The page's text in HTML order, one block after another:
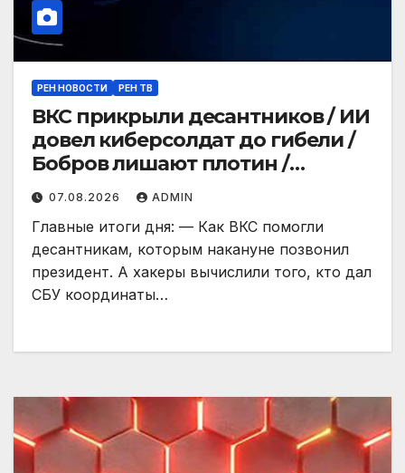
РЕН НОВОСТИ РЕН ТВ
ВКС прикрыли десантников / ИИ
довел киберсолдат до гибели /
Бобров лишают плотин /
ГЛАВНОЕ ЗА ДЕНЬ
07.08.2026 ADMIN
Главные итоги дня: — Как ВКС помогли
десантникам, которым накануне позвонил
президент. А хакеры вычислили того, кто дал
СБУ координаты…